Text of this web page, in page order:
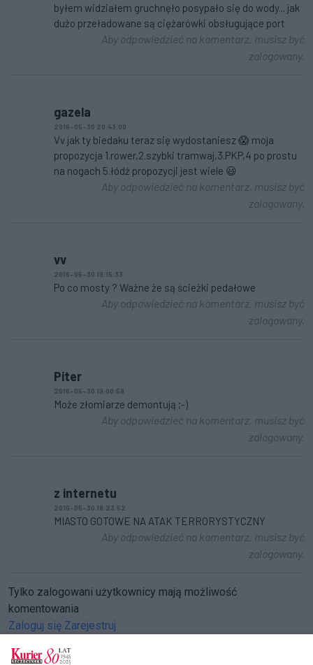
byłem widziałem gruchnęło posypało się do wody... jak
dużo przeładowane są ciężarówki obsługujące port
Aby odpowiedzieć na komentarz, musisz być
zalogowany.
gazela
2016-05-30 20:43:00
Vv jak ty biedaku teraz się wydostaniesz 😱 moja
propozycja 1.rower,2.szybki tramwaj,3.PKP,4 po prostu
na nogach 5.łódź propozycji jest wiele 😃
Aby odpowiedzieć na komentarz, musisz być
zalogowany.
vv
2016-05-30 19:15:33
Po co mosty ? Ważne że są ścieżki pedałowe
Aby odpowiedzieć na komentarz, musisz być
zalogowany.
Piter
2016-05-30 19:00:58
Może złomiarze demontują ;-)
Aby odpowiedzieć na komentarz, musisz być
zalogowany.
z internetu
2016-05-30 18:23:52
MIASTO GOTOWE NA ATAK TERRORYSTYCZNY
Aby odpowiedzieć na komentarz, musisz być
zalogowany.
Tylko zalogowani użytkownicy mają możliwość
komentowania
Zaloguj się Zarejestruj